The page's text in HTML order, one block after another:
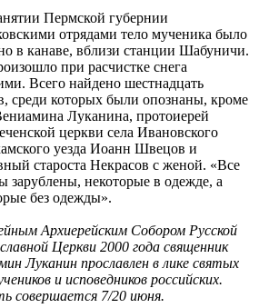
Пермской губернии
отрядами тело мученика было
в канаве, вблизи станции Шабуничи.
при расчистке снега
Всего найдено шестнадцать
среди которых были опознаны, кроме
Луканина, протоиерей
церкви села Ивановского
уезда Иоанн Швецов и
староста Некрасов с женой. «Все
зарублены, некоторые в одежде, а
без одежды».
Архиерейским Собором Русской
Церкви 2000 года священник
Луканин прославлен в лике святых
и исповедников российских.
совершается 7/20 июня.